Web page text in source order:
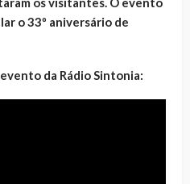
o 33º aniversário de
da Rádio Sintonia: